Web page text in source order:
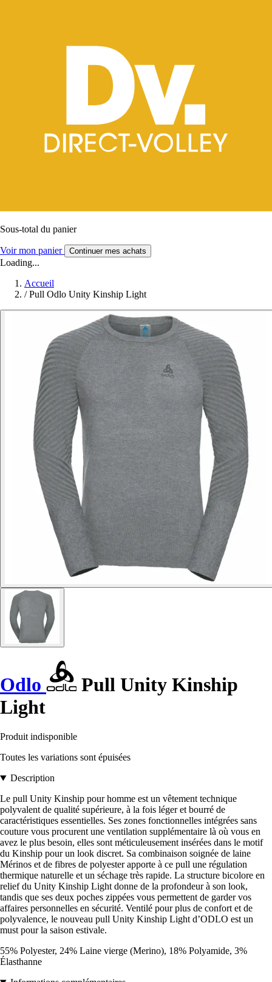
Sous-total du panier
Voir mon panier Continuer mes achats
Loading...
Accueil
/ Pull Odlo Unity Kinship Light
Odlo
Pull Unity Kinship
Light
Produit indisponible
Toutes les variations sont épuisées
Description
Le pull Unity Kinship pour homme est un vêtement technique
polyvalent de qualité supérieure, à la fois léger et bourré de
caractéristiques essentielles. Ses zones fonctionnelles intégrées sans
couture vous procurent une ventilation supplémentaire là où vous en
avez le plus besoin, elles sont méticuleusement insérées dans le motif
du Kinship pour un look discret. Sa combinaison soignée de laine
Mérinos et de fibres de polyester apporte à ce pull une régulation
thermique naturelle et un séchage très rapide. La structure bicolore en
relief du Unity Kinship Light donne de la profondeur à son look,
tandis que ses deux poches zippées vous permettent de garder vos
affaires personnelles en sécurité. Ventilé pour plus de confort et de
polyvalence, le nouveau pull Unity Kinship Light d’ODLO est un
must pour la saison estivale.
55% Polyester, 24% Laine vierge (Merino), 18% Polyamide, 3%
Élasthanne